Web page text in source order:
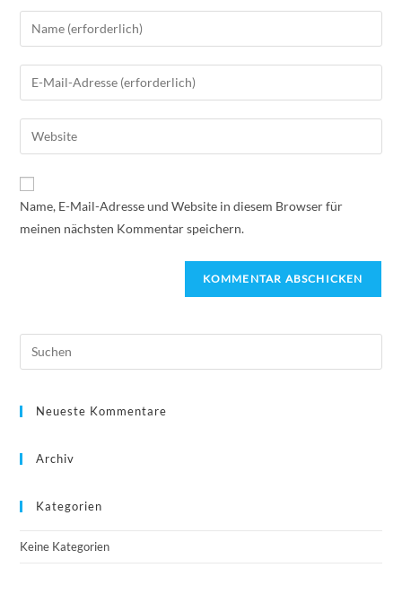
Name, E-Mail-Adresse und Website in diesem Browser für
meinen nächsten Kommentar speichern.
Neueste Kommentare
Archiv
Kategorien
Keine Kategorien